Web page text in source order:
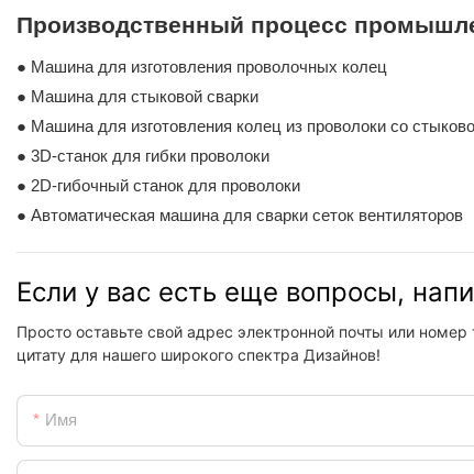
Производственный процесс
● Машина для изготовления проволочных колец
● Машина для стыковой сварки
● Машина для изготовления колец из проволоки со
● 3D-станок для гибки проволоки
● 2D-гибочный станок для проволоки
● Автоматическая машина для сварки сеток вентиляторов
Если у вас есть еще вопросы,
Просто оставьте свой адрес электронной почты или
цитату для нашего широкого спектра Дизайнов!
Имя